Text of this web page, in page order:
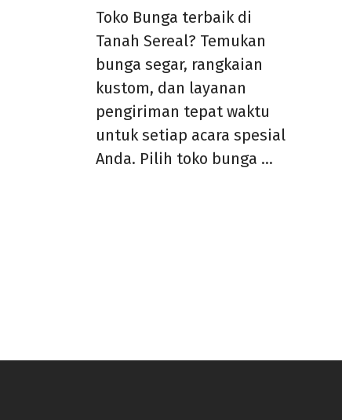
Toko Bunga terbaik di
Tanah Sereal? Temukan
bunga segar, rangkaian
kustom, dan layanan
pengiriman tepat waktu
untuk setiap acara spesial
Anda. Pilih toko bunga …